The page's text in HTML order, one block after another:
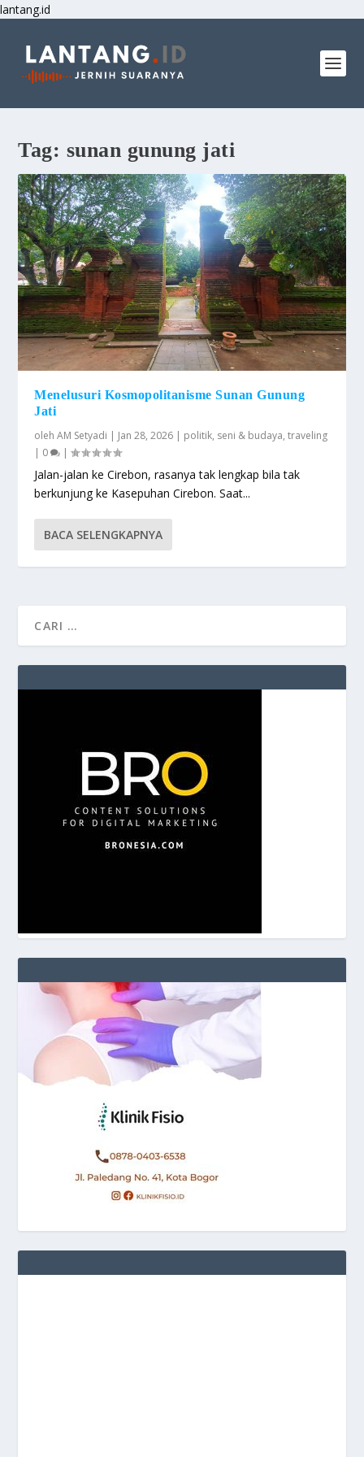
lantang.id
Tag: sunan gunung jati
Menelusuri Kosmopolitanisme Sunan Gunung
Jati
olehAM Setyadi | Jan 28, 2026 | politik, seni & budaya,traveling
| 0 |
Jalan-jalan ke Cirebon, rasanya tak lengkap bila tak
berkunjung ke Kasepuhan Cirebon. Saat...
BACA SELENGKAPNYA